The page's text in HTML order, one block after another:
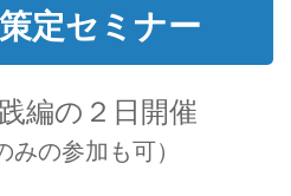
定セミナー
編の２日開催
みの参加も可）